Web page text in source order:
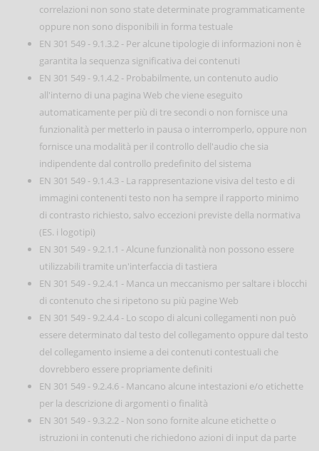
correlazioni non sono state determinate programmaticamente
oppure non sono disponibili in forma testuale
EN 301 549 - 9.1.3.2 - Per alcune tipologie di informazioni non è
garantita la sequenza significativa dei contenuti
EN 301 549 - 9.1.4.2 - Probabilmente, un contenuto audio
all'interno di una pagina Web che viene eseguito
automaticamente per più di tre secondi o non fornisce una
funzionalità per metterlo in pausa o interromperlo, oppure non
fornisce una modalità per il controllo dell'audio che sia
indipendente dal controllo predefinito del sistema
EN 301 549 - 9.1.4.3 - La rappresentazione visiva del testo e di
immagini contenenti testo non ha sempre il rapporto minimo
di contrasto richiesto, salvo eccezioni previste della normativa
(ES. i logotipi)
EN 301 549 - 9.2.1.1 - Alcune funzionalità non possono essere
utilizzabili tramite un'interfaccia di tastiera
EN 301 549 - 9.2.4.1 - Manca un meccanismo per saltare i blocchi
di contenuto che si ripetono su più pagine Web
EN 301 549 - 9.2.4.4 - Lo scopo di alcuni collegamenti non può
essere determinato dal testo del collegamento oppure dal testo
del collegamento insieme a dei contenuti contestuali che
dovrebbero essere propriamente definiti
EN 301 549 - 9.2.4.6 - Mancano alcune intestazioni e/o etichette
per la descrizione di argomenti o finalità
EN 301 549 - 9.3.2.2 - Non sono fornite alcune etichette o
istruzioni in contenuti che richiedono azioni di input da parte